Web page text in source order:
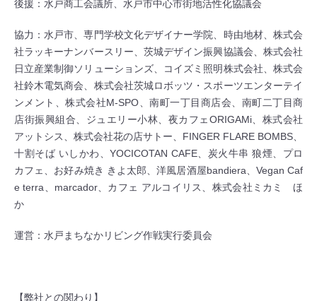
後援：水戸商工会議所、水戸市中心市街地活性化協議会
協力：水戸市、専門学校文化デザイナー学院、時由地材、株式会
社ラッキーナンバースリー、茨城デザイン振興協議会、株式会社
日立産業制御ソリューションズ、コイズミ照明株式会社、株式会
社鈴木電気商会、株式会社茨城ロボッツ・スポーツエンターテイ
ンメント、株式会社M-SPO、南町一丁目商店会、南町二丁目商
店街振興組合、ジュエリー小林、夜カフェORIGAMi、株式会社
アットシス、株式会社花の店サトー、FINGER FLARE BOMBS、
十割そば いしかわ、YOCICOTAN CAFE、炭火牛串 狼煙、プロ
カフェ、お好み焼き きよ太郎、洋風居酒屋bandiera、Vegan Caf
e terra、marcador、カフェ アルコイリス、株式会社ミカミ ほ
か
運営：水戸まちなかリビング作戦実行委員会
【弊社との関わり】